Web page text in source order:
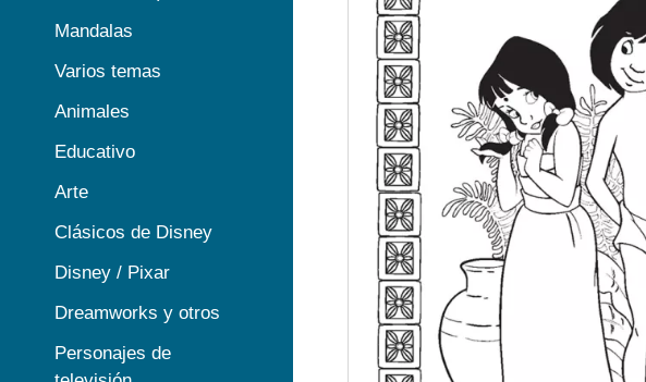
Mandalas
Varios temas
Animales
Educativo
Arte
Clásicos de Disney
Disney / Pixar
Dreamworks y otros
Personajes de